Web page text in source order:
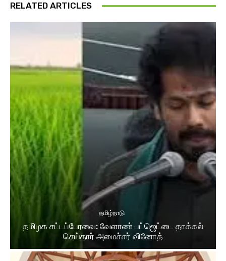
RELATED ARTICLES
தமிழ்நாடு
தமிழக சட்​டப்​பேர​வை: வேளாண் பட்​ஜெட்டை தாக்கல்
செய்தார் அமைச்சர் வினோத்